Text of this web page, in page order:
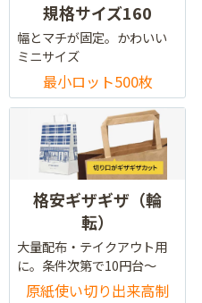
規格サイズ160
幅とマチが固定。かわいい
ミニサイズ
最小ロット500枚
格安ギザギザ（輪
転）
大量配布・テイクアウト用
に。条件次第で10円台～
原紙使い切り出来高制